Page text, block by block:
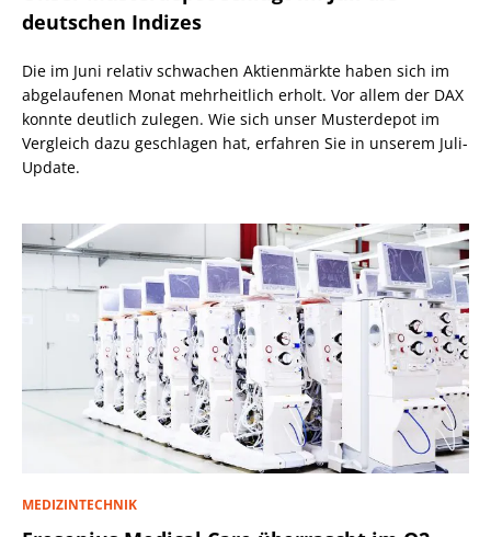
deutschen Indizes
Die im Juni relativ schwachen Aktienmärkte haben sich im
abgelaufenen Monat mehrheitlich erholt. Vor allem der DAX
konnte deutlich zulegen. Wie sich unser Musterdepot im
Vergleich dazu geschlagen hat, erfahren Sie in unserem Juli-
Update.
MEDIZINTECHNIK